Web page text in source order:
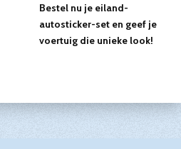
Bestel nu je eiland-
autosticker-set en geef je
voertuig die unieke look!